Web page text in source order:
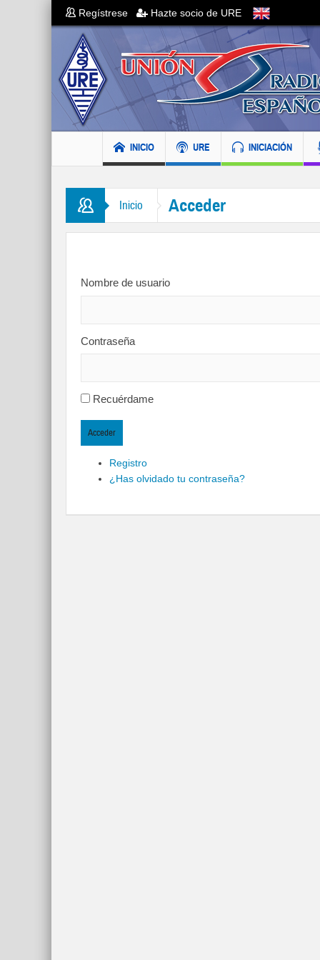
Regístrese Hazte socio de URE
INICIO URE INICIACIÓN
Inicio Acceder
Nombre de usuario
Contraseña
Recuérdame
Acceder
Registro
¿Has olvidado tu contraseña?